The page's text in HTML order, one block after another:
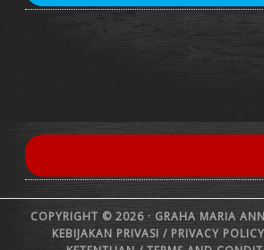
COPYRIGHT © 2026 · GRAHA MARIA
KEBIJAKAN PRIVASI / PRIVACY POLICY